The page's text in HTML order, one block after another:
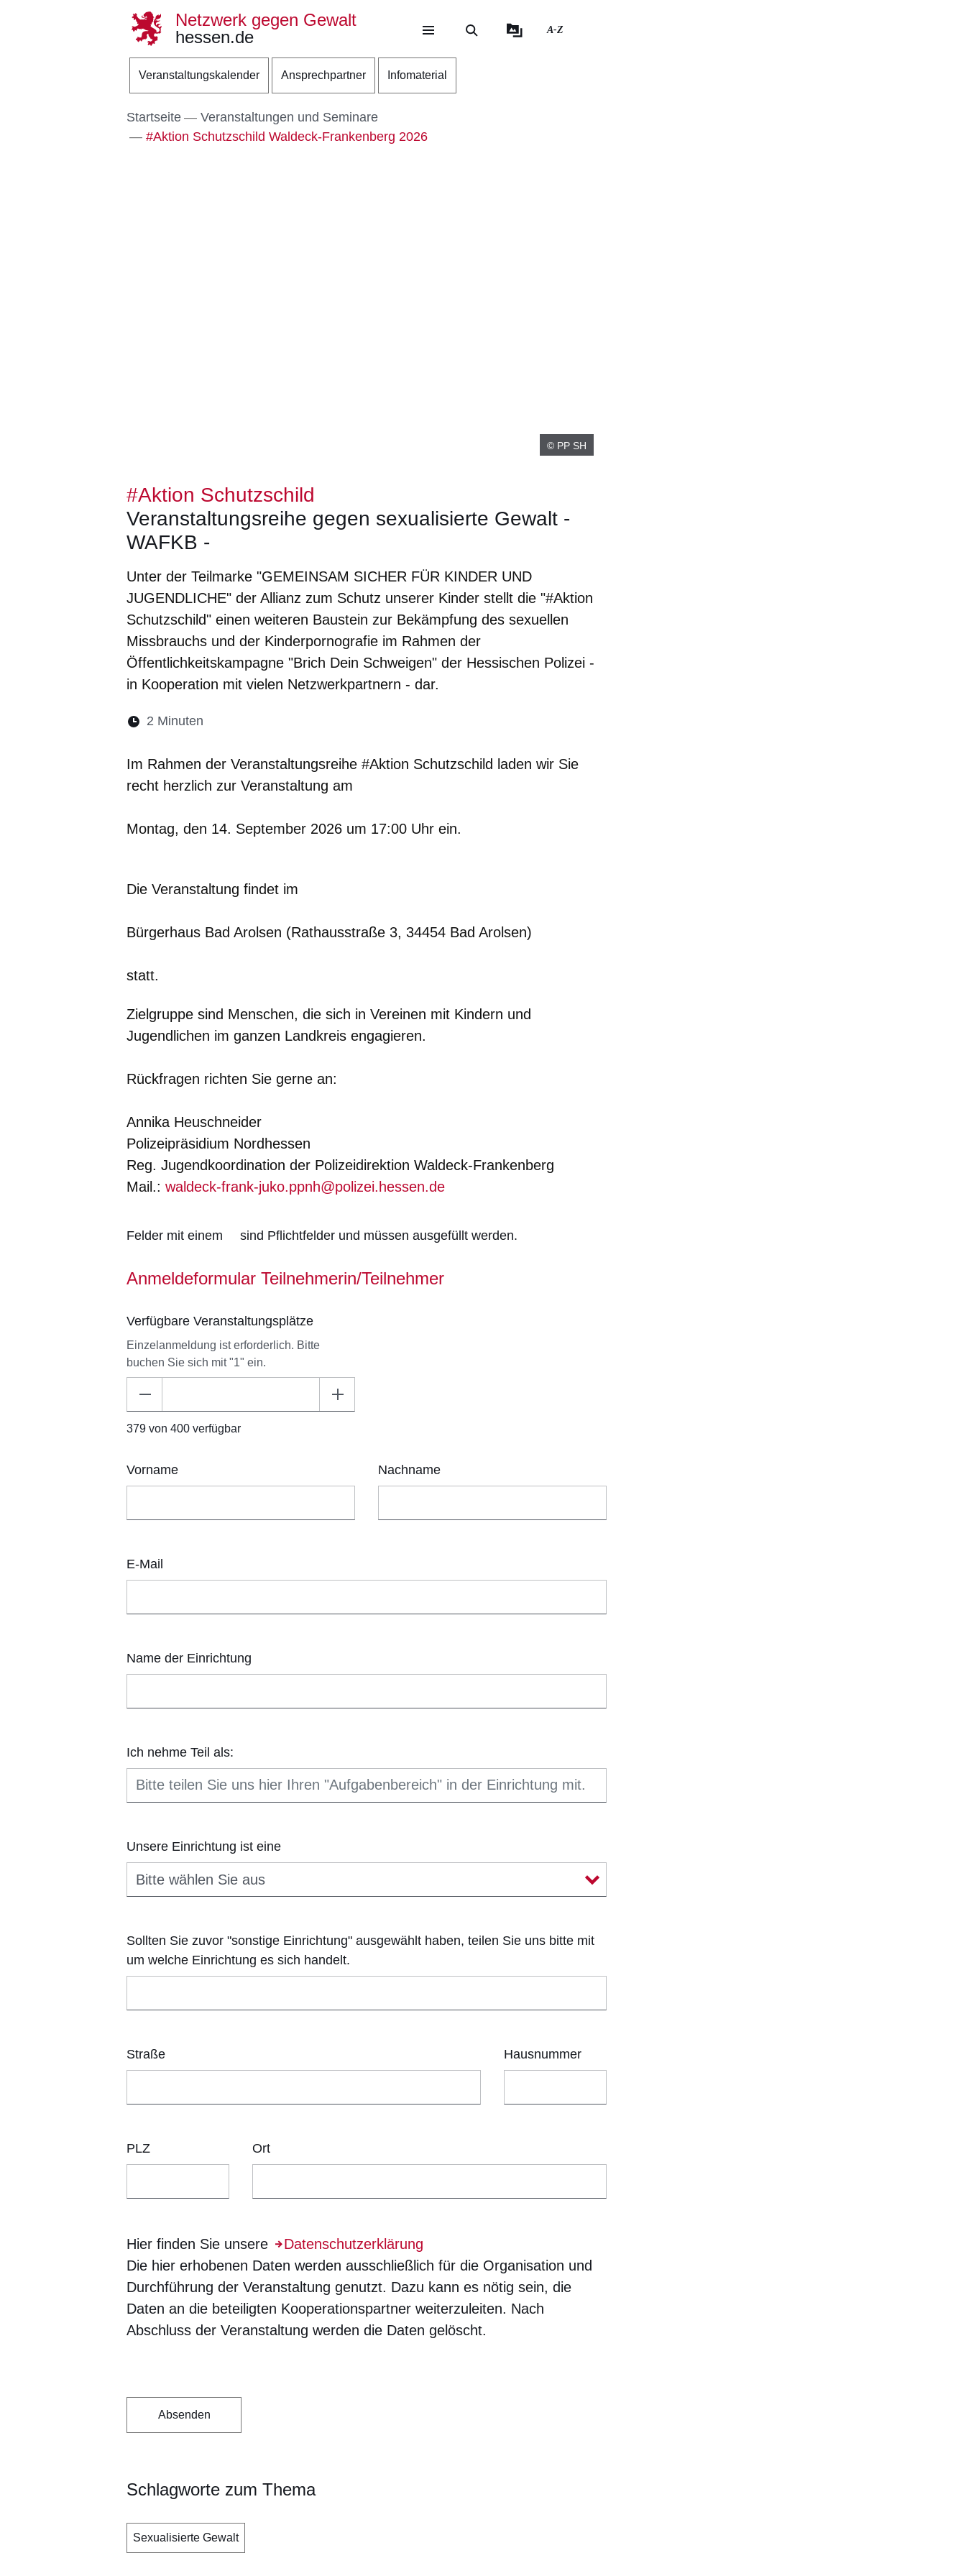
Direkt zum Kopf der Seite
Direkt zum Inhalt
Direkt zum Fuß der Seite
Netzwerk gegen Gewalt
hessen.de
A-Z
Veranstaltungskalender Ansprechpartner Infomaterial
Startseite
Veranstaltungen und Seminare
#Aktion Schutzschild Waldeck-Frankenberg 2026
© PP SH
#Aktion Schutzschild
Veranstaltungsreihe gegen sexualisierte Gewalt -
WAFKB -
Unter der Teilmarke "GEMEINSAM SICHER FÜR KINDER UND
JUGENDLICHE" der Allianz zum Schutz unserer Kinder stellt die "#Aktion
Schutzschild" einen weiteren Baustein zur Bekämpfung des sexuellen
Missbrauchs und der Kinderpornografie im Rahmen der
Öffentlichkeitskampagne "Brich Dein Schweigen" der Hessischen Polizei -
in Kooperation mit vielen Netzwerkpartnern - dar.
Lesedauer:
2 Minuten
Im Rahmen der Veranstaltungsreihe #Aktion Schutzschild laden wir Sie
recht herzlich zur Veranstaltung am
Montag, den 14. September 2026 um 17:00 Uhr ein.
Die Veranstaltung findet im
Bürgerhaus Bad Arolsen (Rathausstraße 3, 34454 Bad Arolsen)
statt.
Zielgruppe sind Menschen, die sich in Vereinen mit Kindern und
Jugendlichen im ganzen Landkreis engagieren.
Rückfragen richten Sie gerne an:
Annika Heuschneider
Polizeipräsidium Nordhessen
Reg. Jugendkoordination der Polizeidirektion Waldeck-Frankenberg
Mail.: waldeck-frank-juko.ppnh@polizei.hessen.de
Felder mit einem sind Pflichtfelder und müssen ausgefüllt werden.
Anmeldeformular Teilnehmerin/Teilnehmer
Verfügbare Veranstaltungsplätze
Einzelanmeldung ist erforderlich. Bitte
buchen Sie sich mit "1" ein.
379 von 400 verfügbar
Vorname Nachname
E-Mail
Name der Einrichtung
Ich nehme Teil als:
Unsere Einrichtung ist eine
Sollten Sie zuvor "sonstige Einrichtung" ausgewählt haben, teilen Sie uns bitte mit
um welche Einrichtung es sich handelt.
Straße Hausnummer
PLZ Ort
Hier finden Sie unsere Datenschutzerklärung
Öffnet sich in einem neuen Fenster
Die hier erhobenen Daten werden ausschließlich für die Organisation und
Durchführung der Veranstaltung genutzt. Dazu kann es nötig sein, die
Daten an die beteiligten Kooperationspartner weiterzuleiten. Nach
Abschluss der Veranstaltung werden die Daten gelöscht.
Schlagworte zum Thema
Sexualisierte Gewalt